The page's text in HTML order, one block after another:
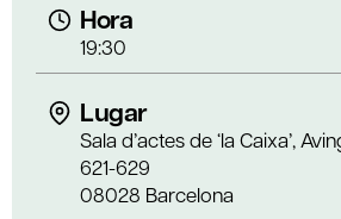
Hora
19:30
Lugar
Sala d’actes de ‘la Caixa’,
621-629
08028 Barcelona